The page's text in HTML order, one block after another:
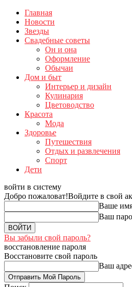
Главная
Новости
Звезды
Свадебные советы
Он и она
Оформление
Обычаи
Дом и быт
Интерьер и дизайн
Кулинария
Цветоводство
Красота
Мода
Здоровье
Путешествия
Отдых и развлечения
Спорт
Дети
войти в систему
Добро пожаловат!Войдите в свой
Ваше имя
Ваш
Вы забыли свой пароль?
восстановление пароля
Восстановите свой пароль
Ваш